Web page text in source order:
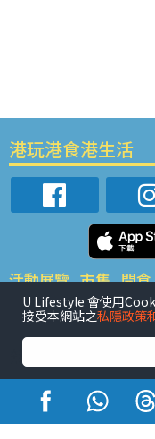
港玩港食港生活
活動展覽 市集 開倉
元朗好去處 荃灣好
戶外郊遊 社會福利
網民熱話 活動展覽
銅鑼灣好去處 元朗好去
餐廳情報 戶外郊遊
U Lifestyle 會使用
接受本網站之私隱政策